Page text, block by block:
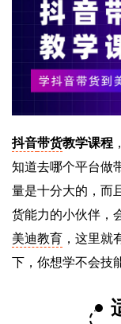
抖音带货教学课程
知道去哪个平台做
量是十分大的，而
货能力的小伙伴，
美迪教育 ，这里就
下，你想学不会技